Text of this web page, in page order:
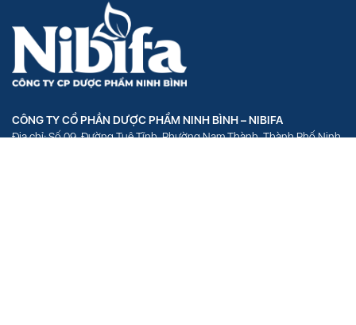
CÔNG TY CỔ PHẦN DƯỢC PHẨM NINH BÌNH – NIBIFA
Địa chỉ: Số 09, Đường Tuệ Tĩnh, Phường Nam Thành, Thành Phố Ninh